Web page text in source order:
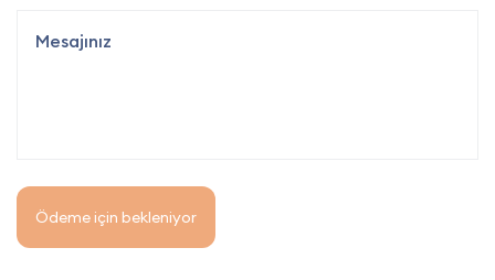
Ödeme için bekleniyor